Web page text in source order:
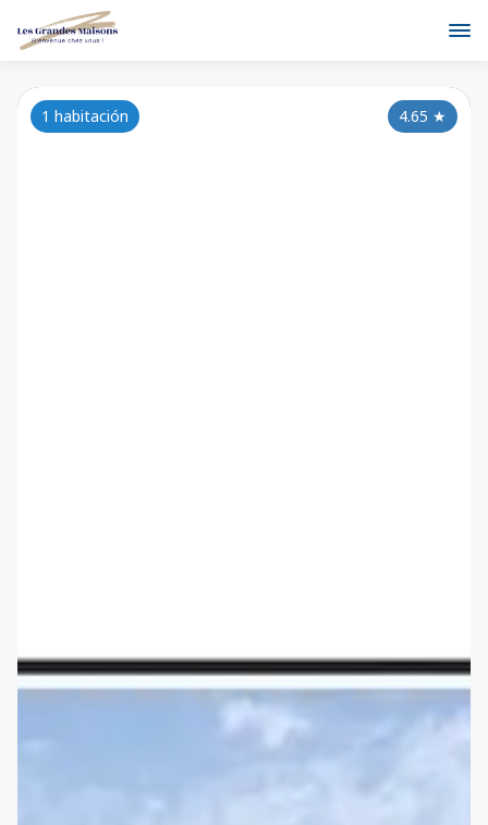
4.65 ★
1 habitación